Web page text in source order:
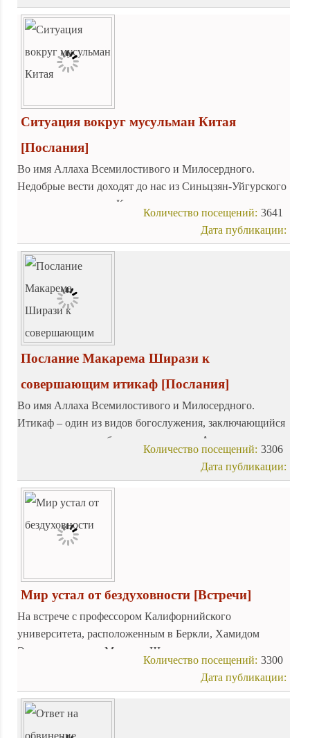
Ситуация вокруг мусульман Китая
[Послания]
Во имя Аллаха Всемилостивого и Милосердного.
Недобрые вести доходят до нас из Синьцзян-Уйгурского
автономного округа Китая, где в последние дни
мусульманское население этого округа испытывает на
себе сильнейшее давление со стороны китайских
властей, что стало причиной сожаления мусульман, а
также свободолюбивых людей всего мира.
3641
Количество посещений:
Дата публикации:
Послание Макарема Ширази к
совершающим итикаф [Послания]
Во имя Аллаха Всемилостивого и Милосердного.
Итикаф – один из видов богослужения, заключающийся
в трехдневном пребывании в гостях у Аллаха, то есть в
3306
Количество посещений:
Дата публикации:
Мир устал от бездуховности [Встречи]
На встрече с профессором Калифорнийского
университета, расположенным в Беркли, Хамидом
Эльгаром аятолла Макарем Ширази заметил, что сегодня
жители всего мира готовы услышать призыв исламской
религии, они уже устали от бездуховности
материального мира и поэтому готовы узнать учение
безгрешных имамов из рода последнего пророка (да
3300
Количество посещений:
Дата публикации: